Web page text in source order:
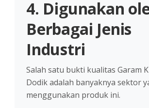
4. Digunakan
Berbagai Jenis
Industri
Salah satu bukti kualitas Garam
Dodik adalah banyaknya sektor
menggunakan produk ini.